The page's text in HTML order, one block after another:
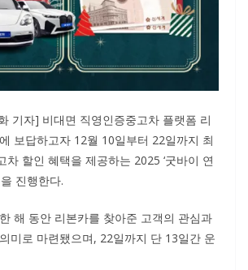
기자] 비대면 직영인증중고차 플랫폼 리
보답하고자 12월 10일부터 22일까지 최
차 할인 혜택을 제공하는 2025 ‘굿바이 연
진행한다.
해 동안 리본카를 찾아준 고객의 관심과
미로 마련됐으며, 22일까지 단 13일간 운